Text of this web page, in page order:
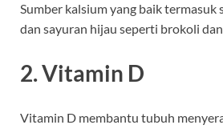
Sumber kalsium yang baik termasuk
dan sayuran hijau seperti brokoli dan
2. Vitamin D
Vitamin D membantu tubuh